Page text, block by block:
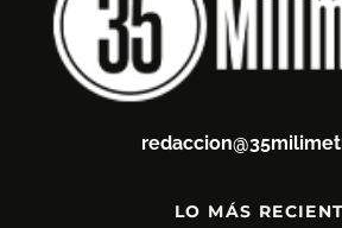
LO MÁS